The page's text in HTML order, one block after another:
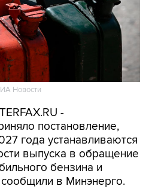
Новости
-
постановление,
года устанавливаются
выпуска в обращение
бензина и
в Минэнерго.